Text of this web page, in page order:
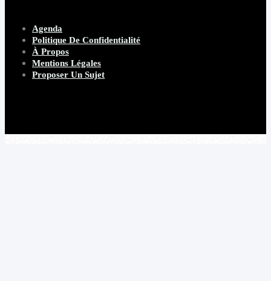
Agenda
Politique De Confidentialité
À Propos
Mentions Légales
Proposer Un Sujet